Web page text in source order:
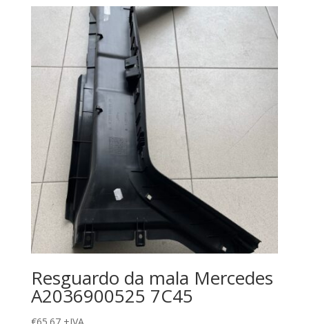
Resguardo da mala Mercedes
A2036900525 7C45